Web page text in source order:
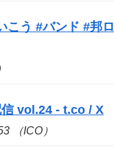
こう #バンド #邦
vol.24 - t.co / X
（ICO）